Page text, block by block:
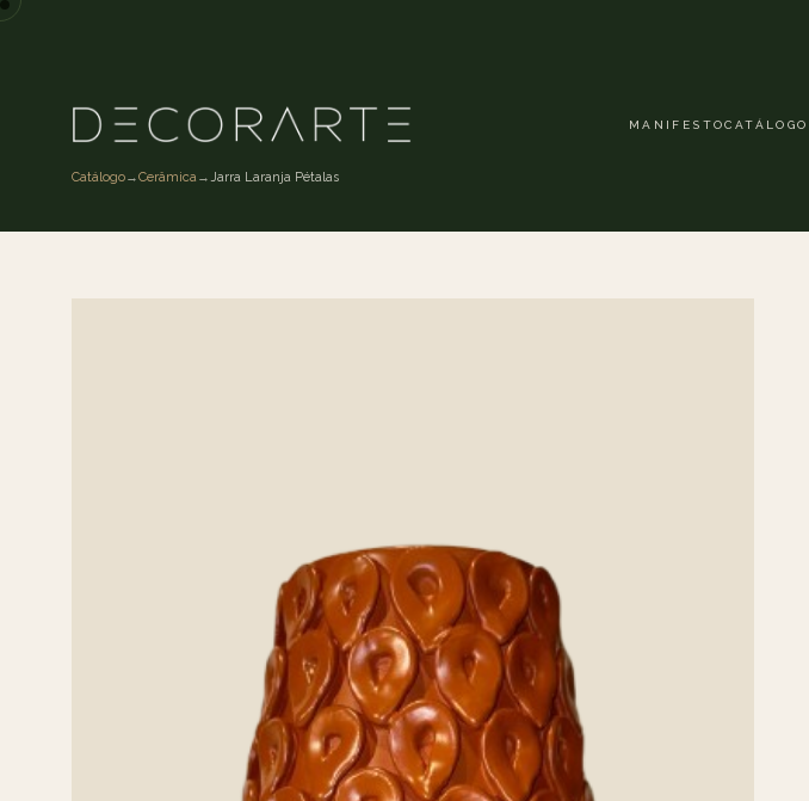
MANIFESTOCATÁLOGO
Catálogo→Cerâmica→Jarra Laranja Pétalas